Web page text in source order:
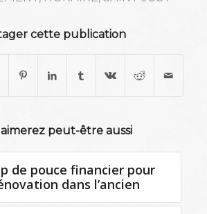
cette publication
aimerez peut-être aussi
de pouce financier pour
dans l’ancien